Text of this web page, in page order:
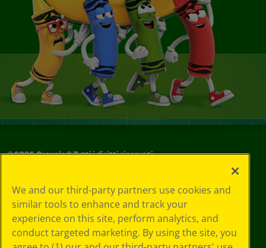
©2026Crayola® Tutti i diritti riservati.
in materia di
privacy
Informativa sulla
privacy
Termini SMS
We and our third-party partners use cookies and
similar tools to enhance and track your
experience on this site, perform analytics, and
conduct targeted marketing. By using the site, you